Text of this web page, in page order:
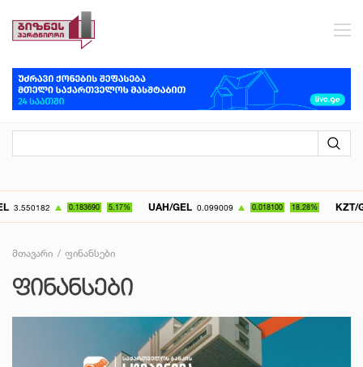
5.17% UAH/GEL 0.099009 0.018100 18.28% KZT/GEL 0.007072
მთავარი ფინანსები
ᲤᲘᲜᲐᲜᲡᲔᲑᲘ